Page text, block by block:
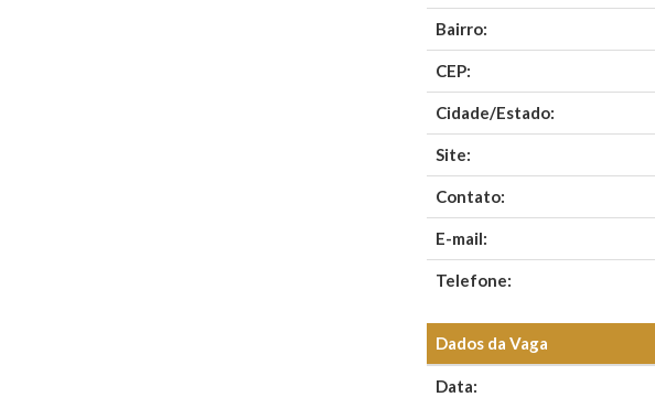
Bairro:
CEP:
Cidade/Estado:
Site:
Contato:
E-mail:
Telefone:
Dados da Vaga
Data: